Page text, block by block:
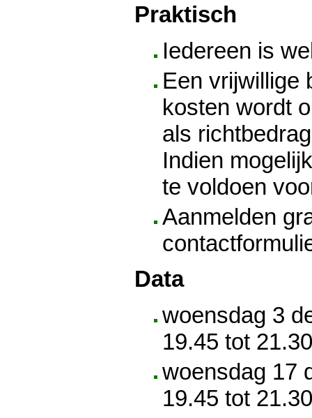
Praktisch
Iedereen is
Een vrijwillige
kosten wordt
als
Indien
te voldoen
Aanmelden
Data
woensdag 3
19.45 tot
woensdag 17
19.45 tot